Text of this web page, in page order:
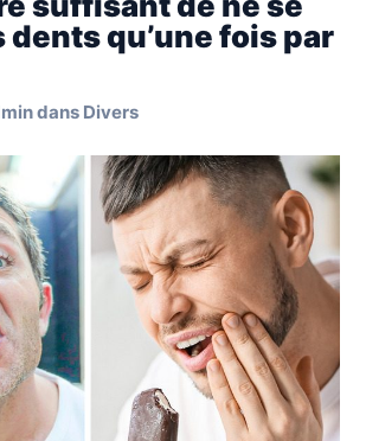
qu’une fois par
dans Divers